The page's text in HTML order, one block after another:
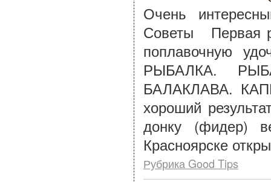
Очень
Советы Первая
поплавочную
РЫБАЛКА.
БАЛАКЛАВА.
хороший
донку (фидер)
Красноярске
Рубрика Good Tips